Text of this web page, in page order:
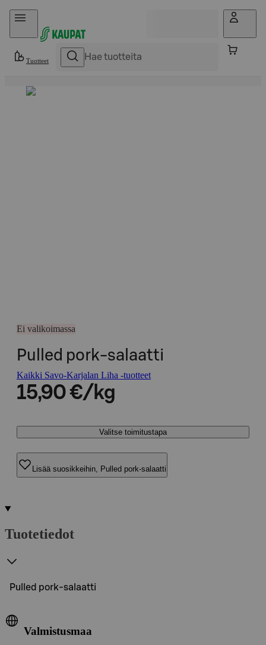
Hyppää sisältöön
Tuotteet
Ei valikoimassa
Pulled pork-salaatti
Kaikki Savo-Karjalan Liha -tuotteet
15,90 €/kg
Valitse toimitustapa
Lisää suosikkeihin, Pulled pork-salaatti
Tuotetiedot
Pulled pork-salaatti
Valmistusmaa